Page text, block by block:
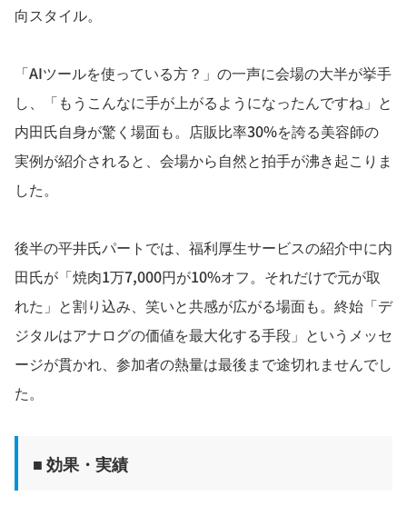
向スタイル。
「AIツールを使っている方？」の一声に会場の大半が挙手
し、「もうこんなに手が上がるようになったんですね」と
内田氏自身が驚く場面も。店販比率30%を誇る美容師の
実例が紹介されると、会場から自然と拍手が沸き起こりま
した。
後半の平井氏パートでは、福利厚生サービスの紹介中に内
田氏が「焼肉1万7,000円が10%オフ。それだけで元が取
れた」と割り込み、笑いと共感が広がる場面も。終始「デ
ジタルはアナログの価値を最大化する手段」というメッセ
ージが貫かれ、参加者の熱量は最後まで途切れませんでし
た。
■ 効果・実績